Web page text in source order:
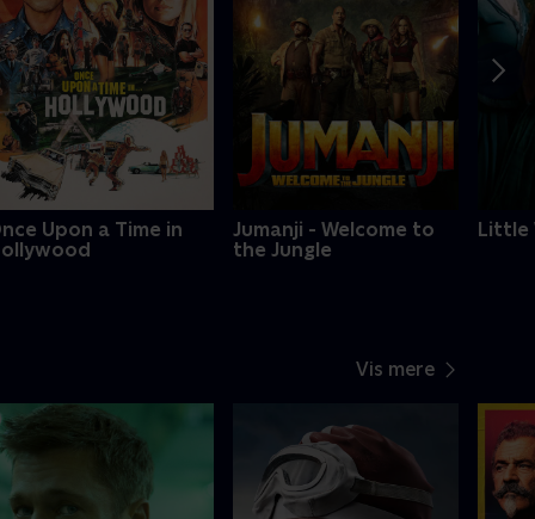
Upon a Time in
Jumanji - Welcome to
the Jungle
Little
Vis mere